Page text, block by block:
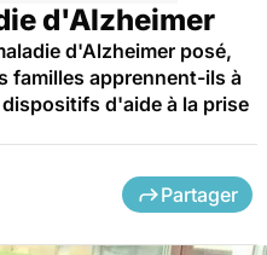
d'Alzheimer
d'Alzheimer posé,
familles apprennent-ils à
d'aide à la prise
Partager